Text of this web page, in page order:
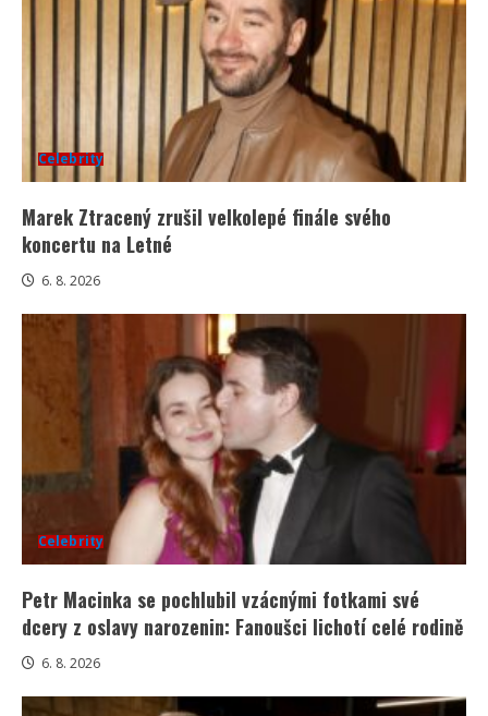
Celebrity
Marek Ztracený zrušil velkolepé finále svého
koncertu na Letné
6. 8. 2026
Celebrity
Petr Macinka se pochlubil vzácnými fotkami své
dcery z oslavy narozenin: Fanoušci lichotí celé rodině
6. 8. 2026